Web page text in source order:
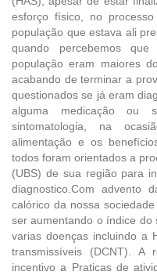
esforço físico, no
população que estava ali
quando percebemos
população eram maiores
acabando de terminar a
questionados se já eram
alguma medicação ou
sintomatologia, na
alimentação e os
todos foram orientados a
(UBS) de sua região para
diagnostico.Com advento
calórico da nossa
ser aumentando o índice do
varias doenças incluindo a
transmissíveis (DCNT). A
incentivo a Praticas de